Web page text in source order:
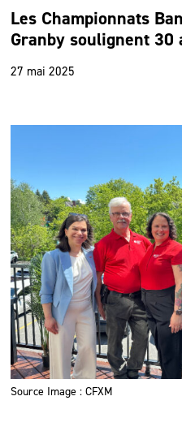
Les Championnats
Granby soulignent 30
27 mai 2025
Source Image : CFXM